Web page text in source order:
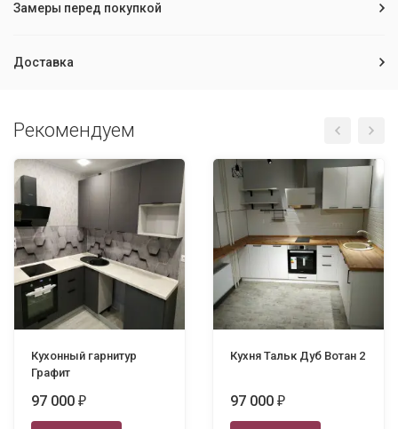
Замеры перед покупкой
Доставка
Рекомендуем
Кухонный гарнитур
Графит
97 000 ₽
Кухня Тальк Дуб Вотан 2
97 000 ₽